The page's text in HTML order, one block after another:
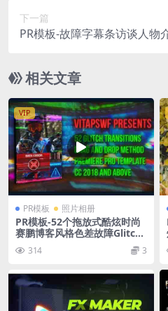
下一篇
PR模板-故障字幕条访谈人物
相关文章
VIP
PR模板 照片相册
PR模板-52个拖放式酷炫时尚
赛鹏博客风格色差故障Glitch
过渡转场
314 3